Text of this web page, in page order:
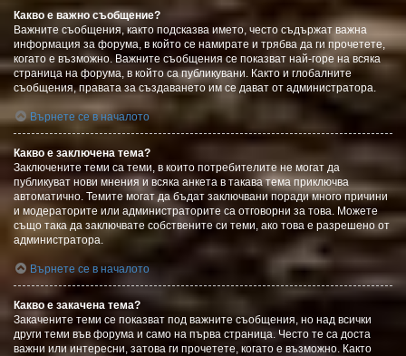
Какво е важно съобщение?
Важните съобщения, както подсказва името, често съдържат важна
информация за форума, в който се намирате и трябва да ги прочетете,
когато е възможно. Важните съобщения се показват най-горе на всяка
страница на форума, в който са публикувани. Както и глобалните
съобщения, правата за създаването им се дават от администратора.
Върнете се в началото
Какво е заключена тема?
Заключените теми са теми, в които потребителите не могат да
публикуват нови мнения и всяка анкета в такава тема приключва
автоматично. Темите могат да бъдат заключвани поради много причини
и модераторите или администраторите са отговорни за това. Можете
също така да заключвате собствените си теми, ако това е разрешено от
администратора.
Върнете се в началото
Какво е закачена тема?
Закачените теми се показват под важните съобщения, но над всички
други теми във форума и само на първа страница. Често те са доста
важни или интересни, затова ги прочетете, когато е възможно. Както